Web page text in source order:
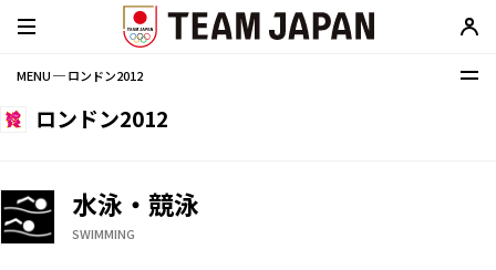
MENU ─ ロンドン2012
ロンドン2012
水泳・競泳
SWIMMING